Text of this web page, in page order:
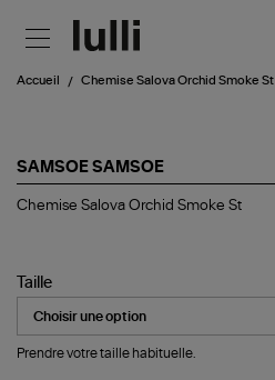
Accueil Chemise Salova Orchid Smoke St
SAMSOE SAMSOE
Chemise
St
Chemise Salova Orchid Smoke St
Taille
Prendre votre taille habituelle.